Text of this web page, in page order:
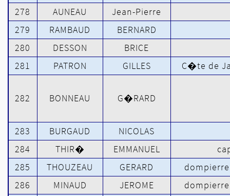
278
AUNEAU
Jean-Pierre
279
RAMBAUD
BERNARD
280
DESSON
BRICE
281
PATRON GILLES C�te de
282 BONNEAU G�RARD
283 BURGAUD
NICOLAS
284
THIR� EMMANUEL
285
THOUZEAU GERARD
286
MINAUD JEROME